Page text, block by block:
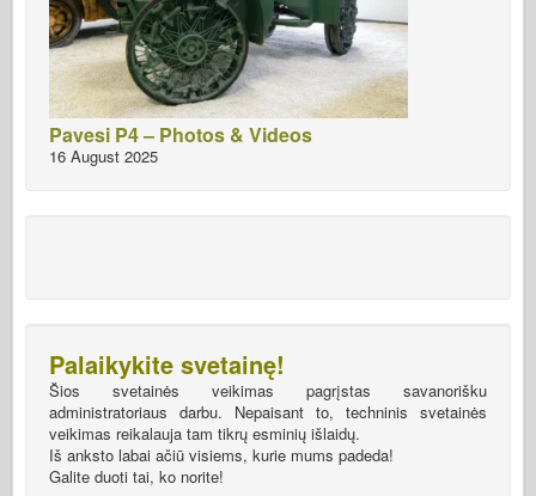
Pavesi P4 – Photos & Videos
16 August 2025
Palaikykite svetainę!
Šios svetainės veikimas pagrįstas savanorišku
administratoriaus darbu. Nepaisant to, techninis svetainės
veikimas reikalauja tam tikrų esminių išlaidų.
Iš anksto labai ačiū visiems, kurie mums padeda!
Galite duoti tai, ko norite!